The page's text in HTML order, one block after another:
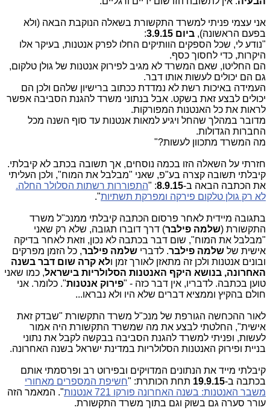
אני עצמי פניתי למשרד התקשורת בשאלה הנוקבת הבאה (ולא
בפעם הראשונה), ביום 3.9.15
:
"נודע לי, שכל הספקים הוותיקים החלו לפרק אנטנות, בעיקר אלו
היקרות, כדי לחסוך כסף.
הם החליטו, שאם המשרד לא מגיב לפירוק אנטנות של גולן טלקום,
גם הם יכולים לעשות אותו דבר.
העמידה באיכות רשת לא נמדדת ככתוב ברישיון שלהם ולכן הם
יכולים לבצע זאת בשקט. אבל בנתוני משרד להגנת הסביבה אפשר
לראות את כל האנטנות המפורקות.
מדובר במהלך שהחל ויגיע למאות אנטנות עד סוף השנה מכל
החברות הגדולות.
מה המשרד מתכוון לעשות?"
חזרתי על השאלה הזו בכמה נוסחים, אך תשובה בכתב לא קיבלתי.
קיבלתי תשובה קצרה בע"פ, שאני "מבלבל את המוח", ולכן העליתי
את הכתבה הבאה ב-8.9.15
: "התפוררות רשתות הסלולר החלה.
לא רק גולן טלקום פירקה ומפרקת תשתיות".
בתגובה מיידית לאחר פרסום הכתבה קיבלתי ממנכ"ל משרד
התקשורת (שלמה פילבר) דרך דוברו תגובה, שלא רק שאני
"מבלבל את המוח", שום דבר בכתבה לא נכון, וזאת לאחר בדיקה
אישית של שלמה פילבר. לדברי שלמה פילבר, כל הזמן מפרקים
ובונים אנטנות ולכן זה מתאזן לאורך זמן ולא קרה שום דבר בשנה
האחרונה, בנושא היקף האנטנות הסלולריות בישראל, כמו שאני
טוען בכתבה. לדבריו, אין דבר כזה - "פירוק אנטנות". כלומר. אני
חולם בהקיץ וממציא דברים שלא היו ולא נבראו...
לאור ההכחשה הגורפת של מנכ"ל משרד התקשורת "שבדק זאת
אישית", החלטתי לבצע את מה שמשרד התקשורת היה אמור
לעשות, ופניתי למשרד להגנת הסביבה בבקשה לקבל את נתוני
בניית ופירוק האנטנות הסלולריות במדינת ישראל בשנה האחרונה.
קיבלתי מייד את הנתונים המדויקים ובפירוט רב ופרסמתי אותם
בכתבה ב-19.9.15 תחת הכותרת: "חשיפת המספרים מאחורי
משבר האנטנות: בשנה האחרונה פורקו 721 אנטנות
". המאמר הזה
עורר סערה גם בשוק וגם בתוך משרד התקשורת.